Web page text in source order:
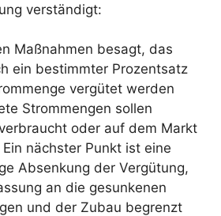
verständigt:
Maßnahmen besagt, das
ein bestimmter Prozentsatz
vergütet werden
Strommengen sollen
oder auf dem Markt
nächster Punkt ist eine
Absenkung der Vergütung,
an die gesunkenen
und der Zubau begrenzt